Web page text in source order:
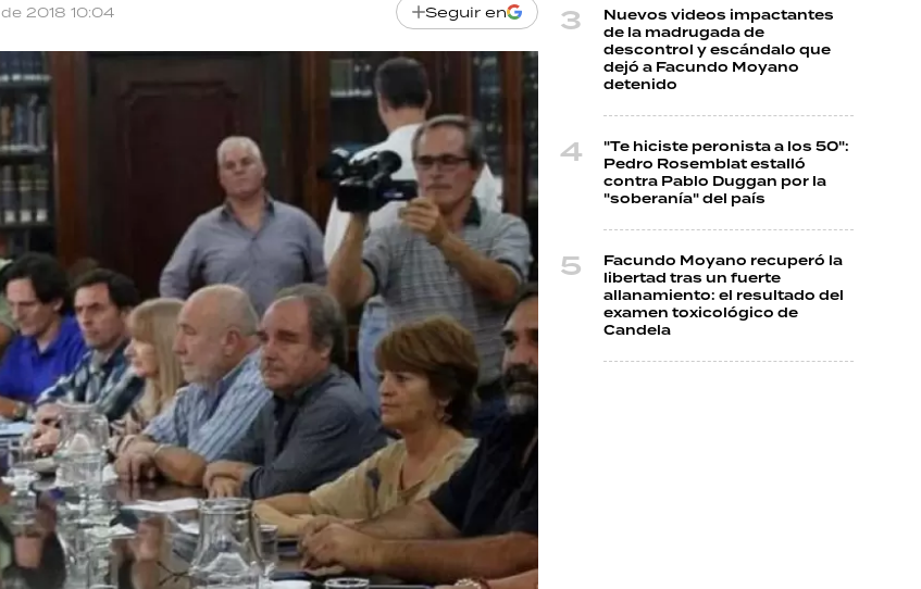
2018 10:04 Seguir en
Nuevos videos impactantes
de la madrugada de
descontrol y escándalo que
dejó a Facundo Moyano
detenido
"Te hiciste peronista a los 50":
Pedro Rosemblat estalló
contra Pablo Duggan por la
"soberanía" del país
Facundo Moyano recuperó la
libertad tras un fuerte
allanamiento: el resultado del
examen toxicológico de
Candela